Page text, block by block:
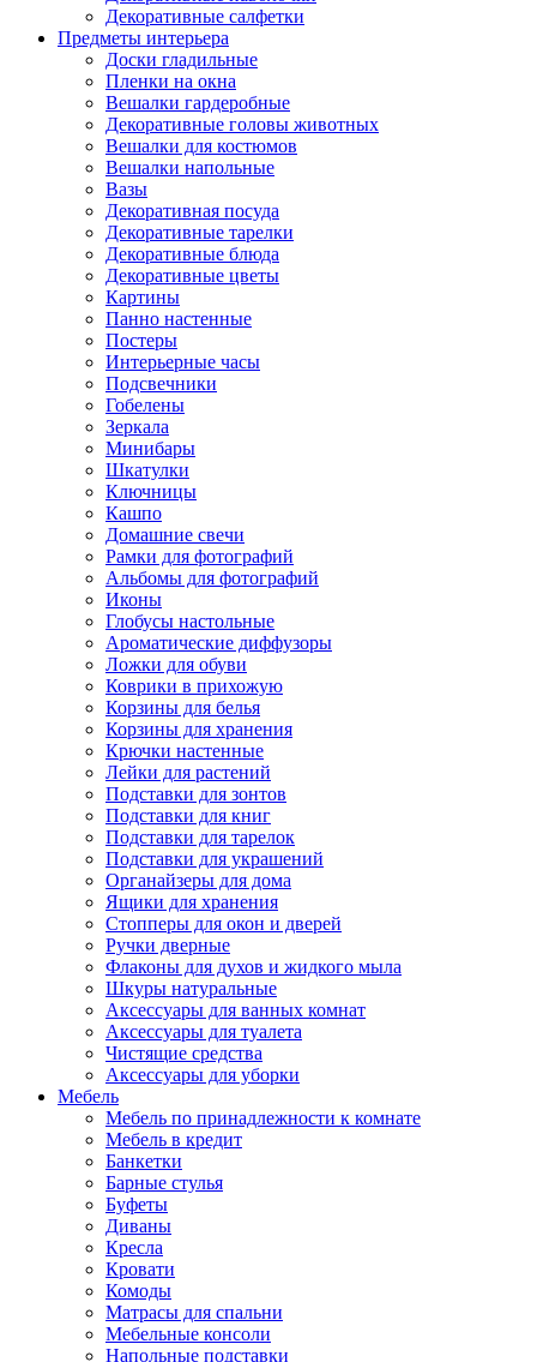
Декоративные салфетки
Предметы интерьера
Доски гладильные
Пленки на окна
Вешалки гардеробные
Декоративные головы животных
Вешалки для костюмов
Вешалки напольные
Вазы
Декоративная посуда
Декоративные тарелки
Декоративные блюда
Декоративные цветы
Картины
Панно настенные
Постеры
Интерьерные часы
Подсвечники
Гобелены
Зеркала
Минибары
Шкатулки
Ключницы
Кашпо
Домашние свечи
Рамки для фотографий
Альбомы для фотографий
Иконы
Глобусы настольные
Ароматические диффузоры
Ложки для обуви
Коврики в прихожую
Корзины для белья
Корзины для хранения
Крючки настенные
Лейки для растений
Подставки для зонтов
Подставки для книг
Подставки для тарелок
Подставки для украшений
Органайзеры для дома
Ящики для хранения
Стопперы для окон и дверей
Ручки дверные
Флаконы для духов и жидкого мыла
Шкуры натуральные
Аксессуары для ванных комнат
Аксессуары для туалета
Чистящие средства
Аксессуары для уборки
Мебель
Мебель по принадлежности к комнате
Мебель в кредит
Банкетки
Барные стулья
Буфеты
Диваны
Кресла
Кровати
Комоды
Матрасы для спальни
Мебельные консоли
Напольные подставки